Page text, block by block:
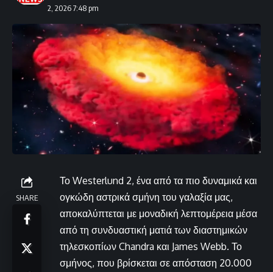
2, 2026 7:48 pm
SHARE
Το Westerlund 2, ένα από τα πιο δυναμικά και
ογκώδη αστρικά σμήνη του γαλαξία μας,
αποκαλύπτεται με μοναδική λεπτομέρεια μέσα
από τη συνδυαστική ματιά των διαστημικών
τηλεσκοπίων Chandra και James Webb. Το
σμήνος, που βρίσκεται σε απόσταση 20.000